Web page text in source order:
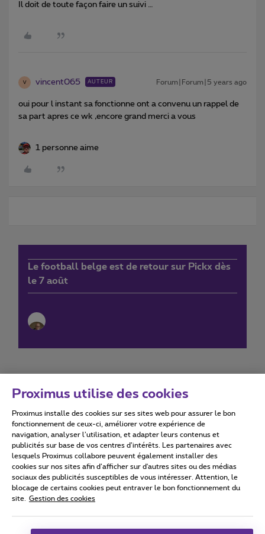
Il doit de toute façon faire un suivi …
V vincent065 AUTEUR Forum|Forum|5 years ago
oui pour l instant sa fonctionne ont a convenu un rappel de
sa part apres ce wk ,encore grand merci a vous
1 personne aime
Le football belge est de retour sur Pickx dès
le 7 août
Conditions d'utilisation Accessibility statement
Tous droits réservés. © 2026
Conditions générales, info consommateur
Proximus utilise des cookies
Proximus installe des cookies sur ses sites web pour assurer le bon
fonctionnement de ceux-ci, améliorer votre expérience de
navigation, analyser l’utilisation, et adapter leurs contenus et
publicités sur base de vos centres d’intérêts. Les partenaires avec
lesquels Proximus collabore peuvent également installer des
cookies sur nos sites afin d’afficher sur d'autres sites ou des médias
sociaux des publicités susceptibles de vous intéresser. Attention, le
blocage de certains cookies peut entraver le bon fonctionnement du
site.
Gestion des cookies